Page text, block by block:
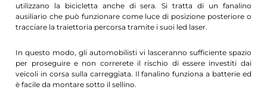
utilizzano la bicicletta anche di sera. Si tratta di un fanalino
ausiliario che può funzionare come luce di posizione posteriore o
tracciare la traiettoria percorsa tramite i suoi led laser.
In questo modo, gli automobilisti vi lasceranno sufficiente spazio
per proseguire e non correrete il rischio di essere investiti dai
veicoli in corsa sulla carreggiata. Il fanalino funziona a batterie ed
è facile da montare sotto il sellino.